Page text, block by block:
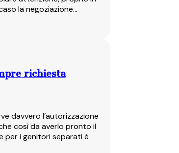
la negoziazione…
richiesta
davvero l’autorizzazione
così da averlo pronto il
per i genitori separati è